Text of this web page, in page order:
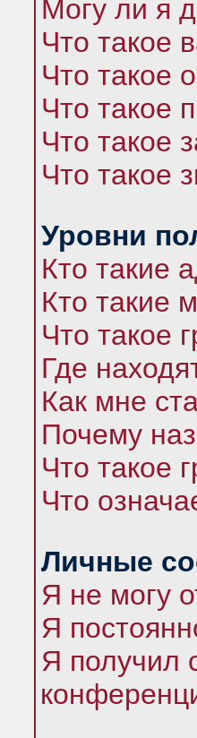
Могу ли я
Что такое
Что такое
Что такое
Что такое
Что такое
Уровни
Кто такие
Кто такие
Что такое
Где
Как мне
Почему
Что такое
Что
Личные
Я не могу
Я
Я получил